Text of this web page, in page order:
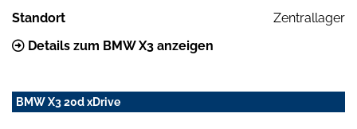
Standort
Zentrallager
Details zum BMW X3 anzeigen
BMW X3 20d xDrive